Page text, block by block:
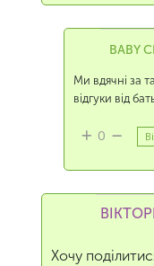
BABY
Ми вдячні за
відгуки від
0
Хочу